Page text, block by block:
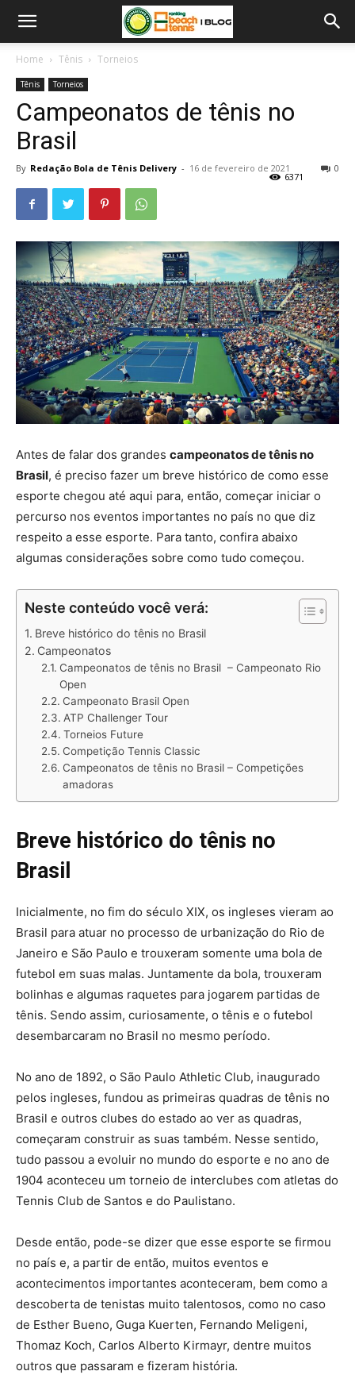
Home Tênis Torneios
Tênis Torneios
Campeonatos de tênis no
Brasil
By Redação Bola de Tênis Delivery - 16 de fevereiro de 2021 0
6371
Antes de falar dos grandes campeonatos de tênis no
Brasil, é preciso fazer um breve histórico de como esse
esporte chegou até aqui para, então, começar iniciar o
percurso nos eventos importantes no país no que diz
respeito a esse esporte. Para tanto, confira abaixo
algumas considerações sobre como tudo começou.
Neste conteúdo você verá:
Breve histórico do tênis no Brasil
Campeonatos
Campeonatos de tênis no Brasil – Campeonato Rio
Open
Campeonato Brasil Open
ATP Challenger Tour
Torneios Future
Competição Tennis Classic
Campeonatos de tênis no Brasil – Competições
amadoras
Breve histórico do tênis no
Brasil
Inicialmente, no fim do século XIX, os ingleses vieram ao
Brasil para atuar no processo de urbanização do Rio de
Janeiro e São Paulo e trouxeram somente uma bola de
futebol em suas malas. Juntamente da bola, trouxeram
bolinhas e algumas raquetes para jogarem partidas de
tênis. Sendo assim, curiosamente, o tênis e o futebol
desembarcaram no Brasil no mesmo período.
No ano de 1892, o São Paulo Athletic Club, inaugurado
pelos ingleses, fundou as primeiras quadras de tênis no
Brasil e outros clubes do estado ao ver as quadras,
começaram construir as suas também. Nesse sentido,
tudo passou a evoluir no mundo do esporte e no ano de
1904 aconteceu um torneio de interclubes com atletas do
Tennis Club de Santos e do Paulistano.
Desde então, pode-se dizer que esse esporte se firmou
no país e, a partir de então, muitos eventos e
acontecimentos importantes aconteceram, bem como a
descoberta de tenistas muito talentosos, como no caso
de Esther Bueno, Guga Kuerten, Fernando Meligeni,
Thomaz Koch, Carlos Alberto Kirmayr, dentre muitos
outros que passaram e fizeram história.